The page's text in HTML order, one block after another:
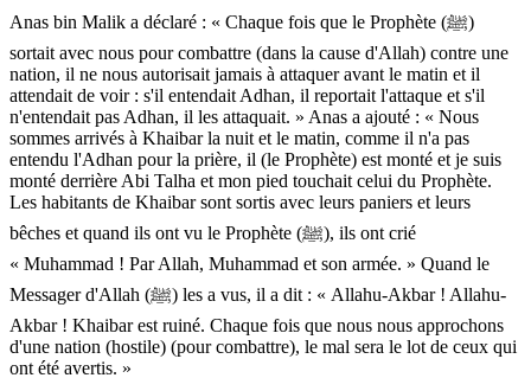
Anas bin Malik a déclaré : « Chaque fois que le Prophète (ﷺ)
sortait avec nous pour combattre (dans la cause d'Allah) contre une
nation, il ne nous autorisait jamais à attaquer avant le matin et il
attendait de voir : s'il entendait Adhan, il reportait l'attaque et s'il
n'entendait pas Adhan, il les attaquait. » Anas a ajouté : « Nous
sommes arrivés à Khaibar la nuit et le matin, comme il n'a pas
entendu l'Adhan pour la prière, il (le Prophète) est monté et je suis
monté derrière Abi Talha et mon pied touchait celui du Prophète.
Les habitants de Khaibar sont sortis avec leurs paniers et leurs
bêches et quand ils ont vu le Prophète (ﷺ), ils ont crié
« Muhammad ! Par Allah, Muhammad et son armée. » Quand le
Messager d'Allah (ﷺ) les a vus, il a dit : « Allahu-Akbar ! Allahu-
Akbar ! Khaibar est ruiné. Chaque fois que nous nous approchons
d'une nation (hostile) (pour combattre), le mal sera le lot de ceux qui
ont été avertis. »